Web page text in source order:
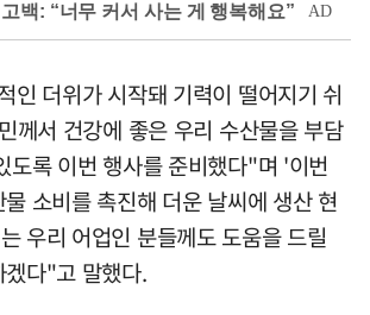
인 더위가 시작돼 기력이 떨어지기 쉬
께서 건강에 좋은 우리 수산물을 부담
도록 이번 행사를 준비했다"며 '이번
소비를 촉진해 더운 날씨에 생산 현
우리 어업인 분들께도 도움을 드릴
다"고 말했다.